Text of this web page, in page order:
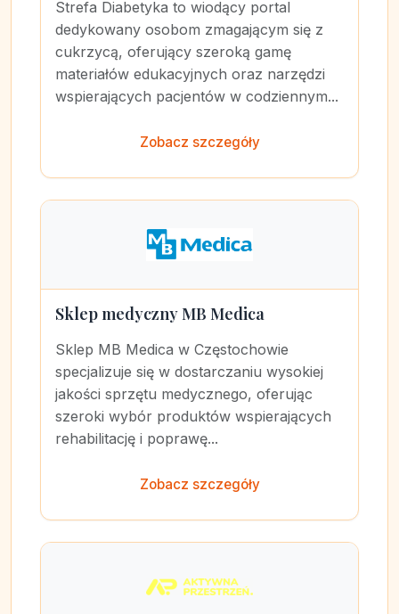
Strefa Diabetyka to wiodący portal
dedykowany osobom zmagającym się z
cukrzycą, oferujący szeroką gamę
materiałów edukacyjnych oraz narzędzi
wspierających pacjentów w codziennym...
Zobacz szczegóły
Sklep medyczny MB Medica
Sklep MB Medica w Częstochowie
specjalizuje się w dostarczaniu wysokiej
jakości sprzętu medycznego, oferując
szeroki wybór produktów wspierających
rehabilitację i poprawę...
Zobacz szczegóły